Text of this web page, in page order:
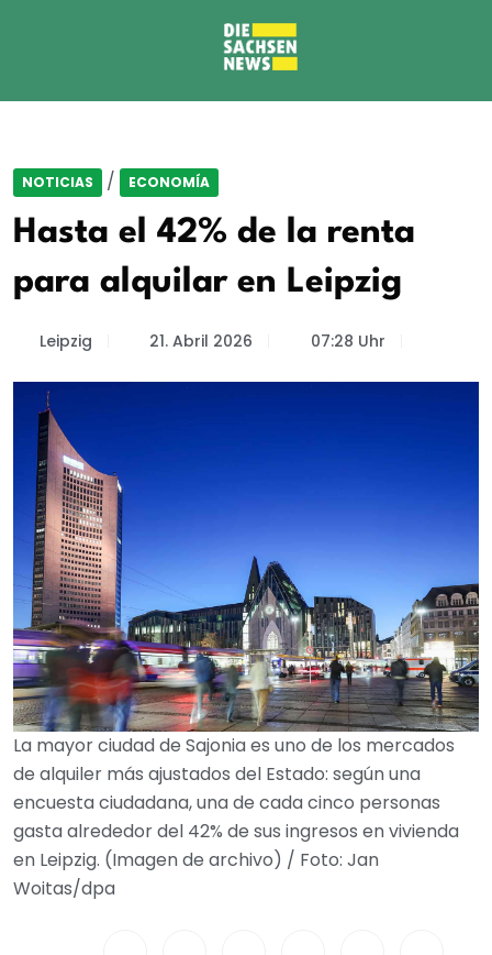
NOTICIAS / ECONOMÍA
Hasta el 42% de la renta
para alquilar en Leipzig
Leipzig 21. Abril 2026 07:28 Uhr
La mayor ciudad de Sajonia es uno de los mercados
de alquiler más ajustados del Estado: según una
encuesta ciudadana, una de cada cinco personas
gasta alrededor del 42% de sus ingresos en vivienda
en Leipzig. (Imagen de archivo) / Foto: Jan
Woitas/dpa